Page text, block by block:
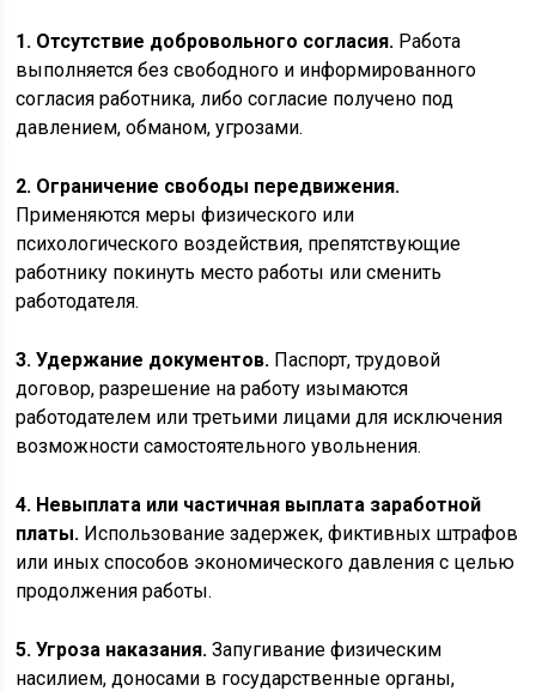
1. Отсутствие добровольного согласия. Работа
выполняется без свободного и информированного
согласия работника, либо согласие получено под
давлением, обманом, угрозами.
2. Ограничение свободы передвижения.
Применяются меры физического или
психологического воздействия, препятствующие
работнику покинуть место работы или сменить
работодателя.
3. Удержание документов. Паспорт, трудовой
договор, разрешение на работу изымаются
работодателем или третьими лицами для исключения
возможности самостоятельного увольнения.
4. Невыплата или частичная выплата заработной
платы. Использование задержек, фиктивных штрафов
или иных способов экономического давления с целью
продолжения работы.
5. Угроза наказания. Запугивание физическим
насилием, доносами в государственные органы,